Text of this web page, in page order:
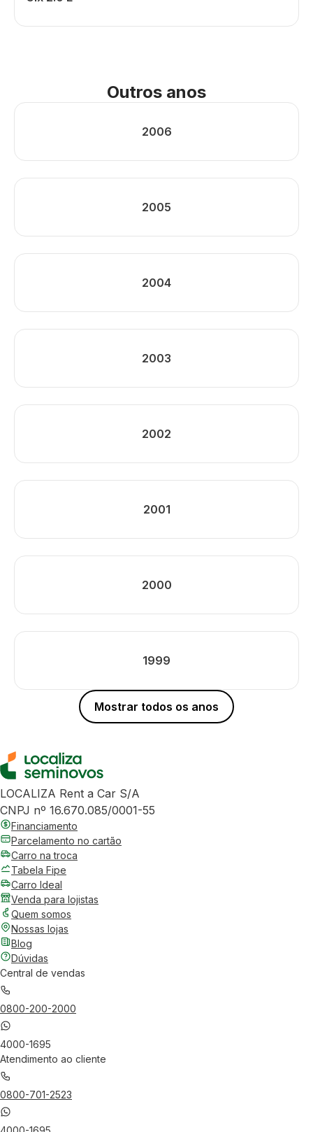
Outros anos
2006
2005
2004
2003
2002
2001
2000
1999
Mostrar todos os anos
LOCALIZA Rent a Car S/A
CNPJ nº 16.670.085/0001-55
Financiamento
Parcelamento no cartão
Carro na troca
Tabela Fipe
Carro Ideal
Venda para lojistas
Quem somos
Nossas lojas
Blog
Dúvidas
Central de vendas
0800-200-2000
4000-1695
Atendimento ao cliente
0800-701-2523